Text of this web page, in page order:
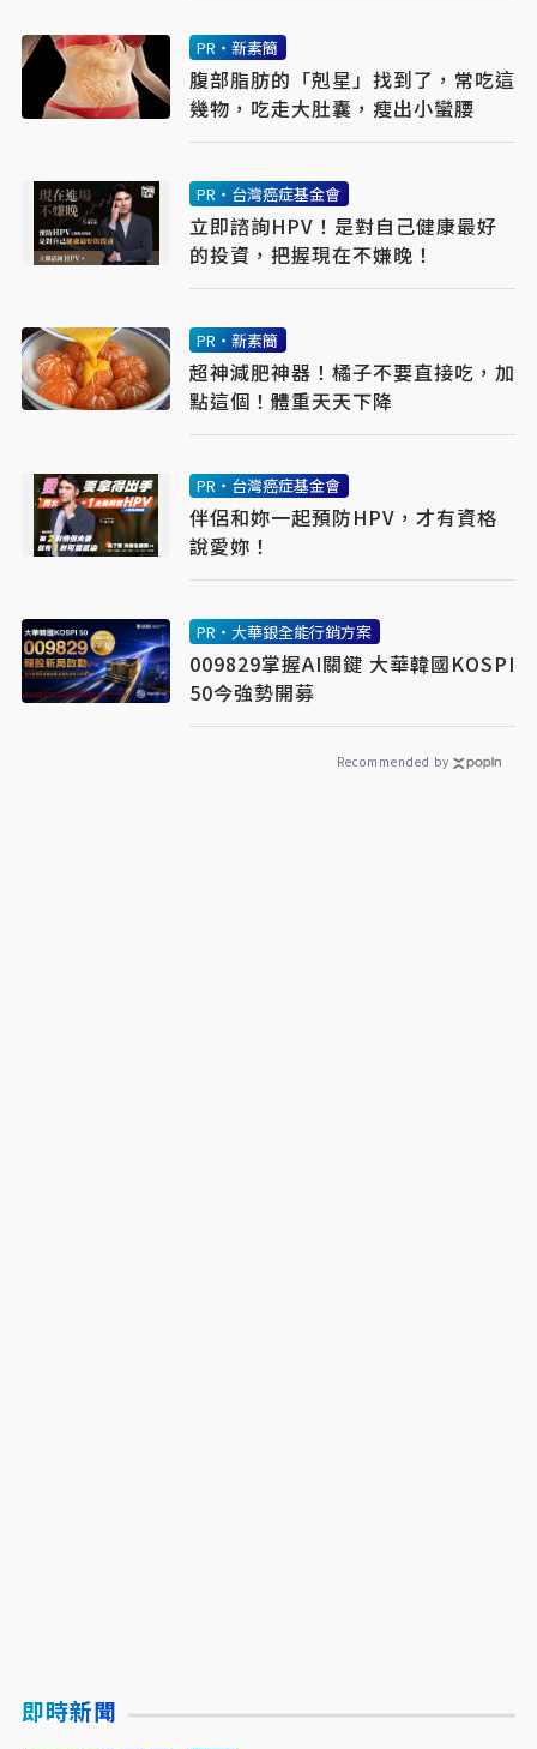
PR・新素簡
腹部脂肪的「剋星」找到了，常吃這
幾物，吃走大肚囊，瘦出小蠻腰
PR・台灣癌症基金會
立即諮詢HPV！是對自己健康最好
的投資，把握現在不嫌晚！
PR・新素簡
超神減肥神器！橘子不要直接吃，加
點這個！體重天天下降
PR・台灣癌症基金會
伴侶和妳一起預防HPV，才有資格
說愛妳！
PR・大華銀全能行銷方案
009829掌握AI關鍵 大華韓國KOSPI
50今強勢開募
Recommended by
即時新聞